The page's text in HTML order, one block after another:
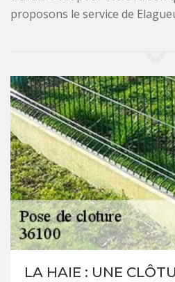
proposons le service de
LA HAIE : UNE